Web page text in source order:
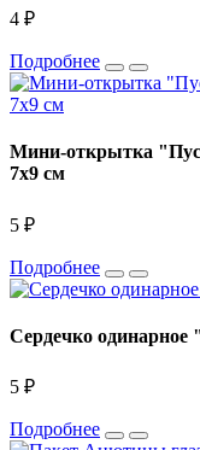
4 ₽
Подробнее
Мини-открытка
7х9 см
5 ₽
Подробнее
Сердечко
5 ₽
Подробнее